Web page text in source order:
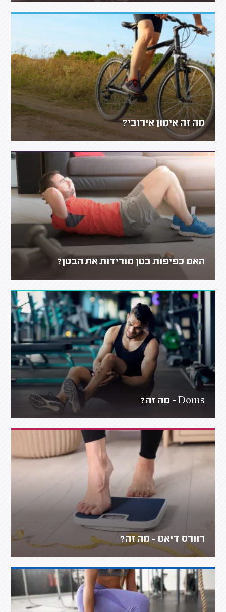
מה זה אימון אירובי?
האם כפיפות בטן מורידות את הבטן?
Doms - מה זה?
רוורס דיאט - מה זה?